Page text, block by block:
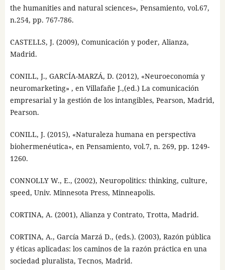
the humanities and natural sciences», Pensamiento, vol.67,
n.254, pp. 767-786.
CASTELLS, J. (2009), Comunicación y poder, Alianza,
Madrid.
CONILL, J., GARCÍA-MARZÁ, D. (2012), «Neuroeconomía y
neuromarketing» , en Villafañe J.,(ed.) La comunicación
empresarial y la gestión de los intangibles, Pearson, Madrid,
Pearson.
CONILL, J. (2015), «Naturaleza humana en perspectiva
biohermenéutica», en Pensamiento, vol.7, n. 269, pp. 1249-
1260.
CONNOLLY W., E., (2002), Neuropolitics: thinking, culture,
speed, Univ. Minnesota Press, Minneapolis.
CORTINA, A. (2001), Alianza y Contrato, Trotta, Madrid.
CORTINA, A., García Marzá D., (eds.). (2003), Razón pública
y éticas aplicadas: los caminos de la razón práctica en una
sociedad pluralista, Tecnos, Madrid.